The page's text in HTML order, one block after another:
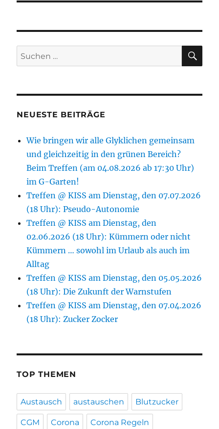
Suchen
nach:
NEUESTE BEITRÄGE
Wie bringen wir alle Glyklichen gemeinsam
und gleichzeitig in den grünen Bereich?
Beim Treffen (am 04.08.2026 ab 17:30 Uhr)
im G-Garten!
Treffen @ KISS am Dienstag, den 07.07.2026
(18 Uhr): Pseudo-Autonomie
Treffen @ KISS am Dienstag, den
02.06.2026 (18 Uhr): Kümmern oder nicht
Kümmern … sowohl im Urlaub als auch im
Alltag
Treffen @ KISS am Dienstag, den 05.05.2026
(18 Uhr): Die Zukunft der Warnstufen
Treffen @ KISS am Dienstag, den 07.04.2026
(18 Uhr): Zucker Zocker
TOP THEMEN
Austausch austauschen Blutzucker
CGM Corona Corona Regeln